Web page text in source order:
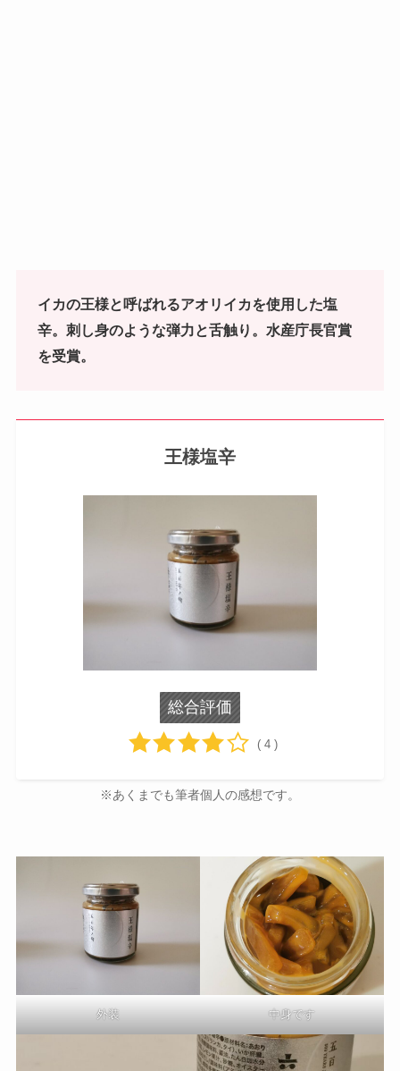
イカの王様と呼ばれるアオリイカを使用した塩
辛。刺し身のような弾力と舌触り。水産庁長官賞
を受賞。
王様塩辛
総合評価
( 4 )
※あくまでも筆者個人の感想です。
外装 中身です